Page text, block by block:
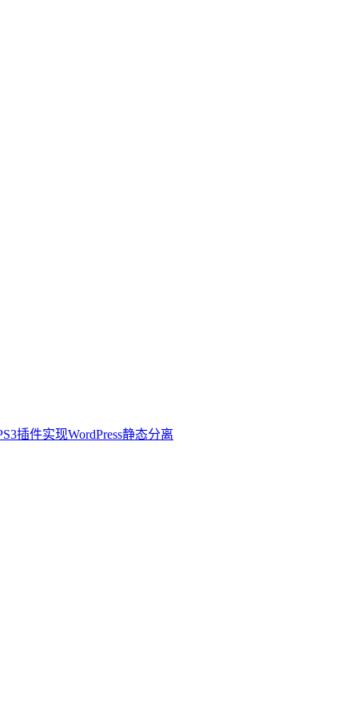
插件实现WordPress静态分离